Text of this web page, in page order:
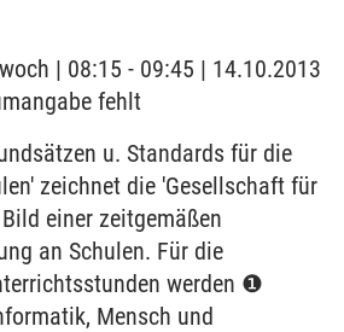
| 08:15 - 09:45 | 14.10.2013
fehlt
u. Standards für die
zeichnet die 'Gesellschaft für
einer zeitgemäßen
an Schulen. Für die
werden ❶
Mensch und